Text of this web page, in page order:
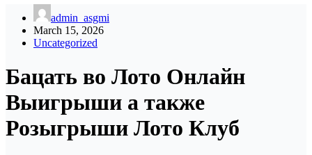
admin_asgmi
March 15, 2026
Uncategorized
Бацать во Лото Онлайн
Выигрыши а также
Розыгрыши Лото Клуб